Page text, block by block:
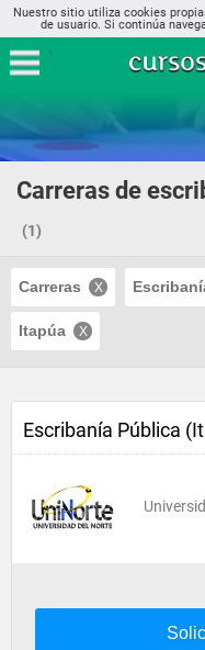
Nuestro sitio utiliza cookies
de usuario. Si continúa
Carreras de
(1)
Carreras
Itapúa
Escribanía Pública